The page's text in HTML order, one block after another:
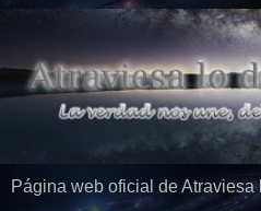
Página web oficial de